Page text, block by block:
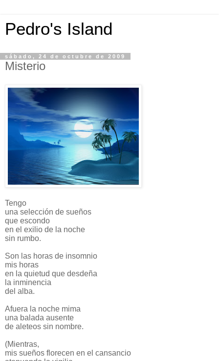
Pedro's Island
sábado, 24 de octubre de 2009
Misterio
Tengo
una selección de sueños
que escondo
en el exilio de la noche
sin rumbo.
Son las horas de insomnio
mis horas
en la quietud que desdeña
la inminencia
del alba.
Afuera la noche mima
una balada ausente
de aleteos sin nombre.
(Mientras,
mis sueños florecen en el cansancio